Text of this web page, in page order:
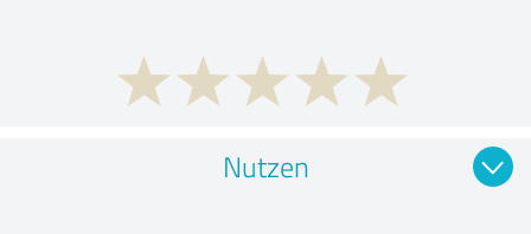
Nutzen